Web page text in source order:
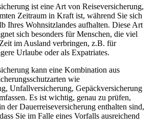
ist eine Art von Reiseversicherung,
Zeitraum in Kraft ist, während Sie sich
Ihres Wohnsitzlandes aufhalten. Diese Art
sich besonders für Menschen, die viel
im Ausland verbringen, z.B. für
Urlaube oder als Expatriates.
kann eine Kombination aus
wie
Unfallversicherung, Gepäckversicherung
Es ist wichtig, genau zu prüfen,
der Dauerreiseversicherung enthalten sind,
Sie im Falle eines Vorfalls ausreichend